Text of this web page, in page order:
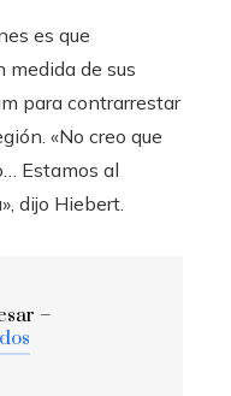
es que
de sus
para contrarrestar
«No creo que
Estamos al
dijo Hiebert.
–